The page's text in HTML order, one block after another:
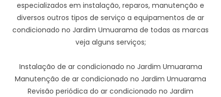
especializados em instalação, reparos, manutenção e
diversos outros tipos de serviço a equipamentos de ar
condicionado no Jardim Umuarama de todas as marcas
veja alguns serviços;
Instalação de ar condicionado no Jardim Umuarama
Manutenção de ar condicionado no Jardim Umuarama
Revisão periódica do ar condicionado no Jardim